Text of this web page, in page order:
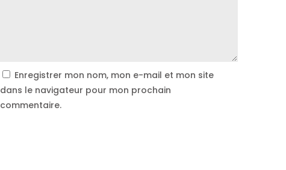
Enregistrer mon nom, mon e-mail et mon site
dans le navigateur pour mon prochain
commentaire.